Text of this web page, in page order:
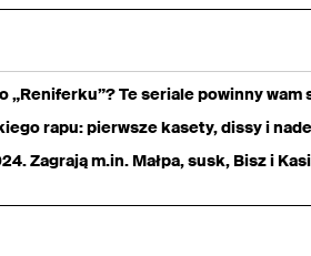
„Reniferku”? Te seriale powinny wam
rapu: pierwsze kasety, dissy i
Zagrają m.in. Małpa, susk, Bisz i